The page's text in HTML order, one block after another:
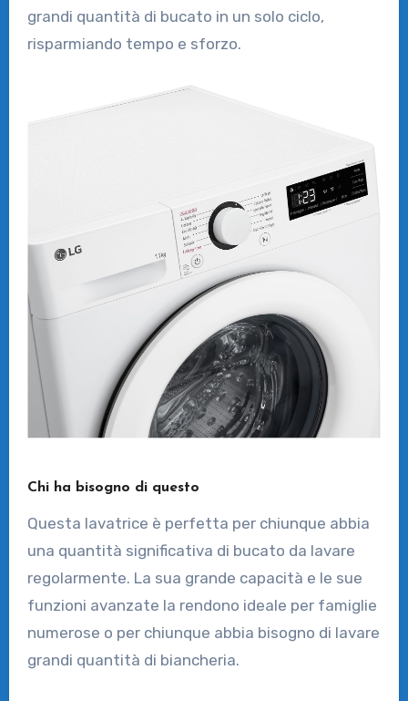
grandi quantità di bucato in un solo ciclo,
risparmiando tempo e sforzo.
Chi ha bisogno di questo
Questa lavatrice è perfetta per chiunque abbia
una quantità significativa di bucato da lavare
regolarmente. La sua grande capacità e le sue
funzioni avanzate la rendono ideale per famiglie
numerose o per chiunque abbia bisogno di lavare
grandi quantità di biancheria.